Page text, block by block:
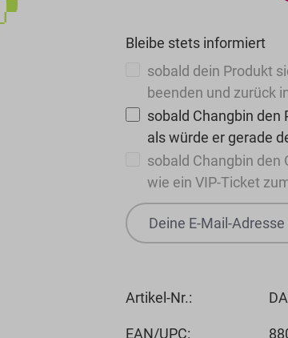
Bleibe stets informiert
sobald dein Produkt
beenden und zurück
sobald Changbin den
als würde er gerade
sobald Changbin den
wie ein VIP-Ticket
Artikel-Nr.:
EAN/UPC: